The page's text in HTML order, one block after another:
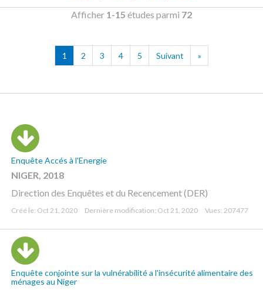
Afficher 1-15 études parmi 72
1 2 3 4 5 Suivant »
Enquête Accés à l'Energie
NIGER, 2018
Direction des Enquêtes et du Recencement (DER)
Créé le: Oct 21, 2020 Dernière modification: Oct 21, 2020 Vues: 207477
Enquête conjointe sur la vulnérabilité a l'insécurité alimentaire des
ménages au Niger